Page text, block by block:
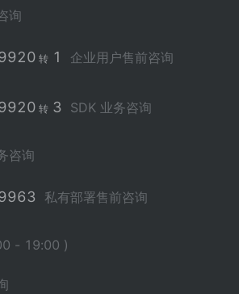
询
转1 企业用户售前咨询
转3 SDK 业务咨询
咨询
私有部署售前咨询
- 19:00 )